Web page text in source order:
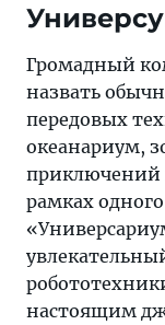
Громадный
назвать
передовых
океанариум,
приключений
рамках
настоящим